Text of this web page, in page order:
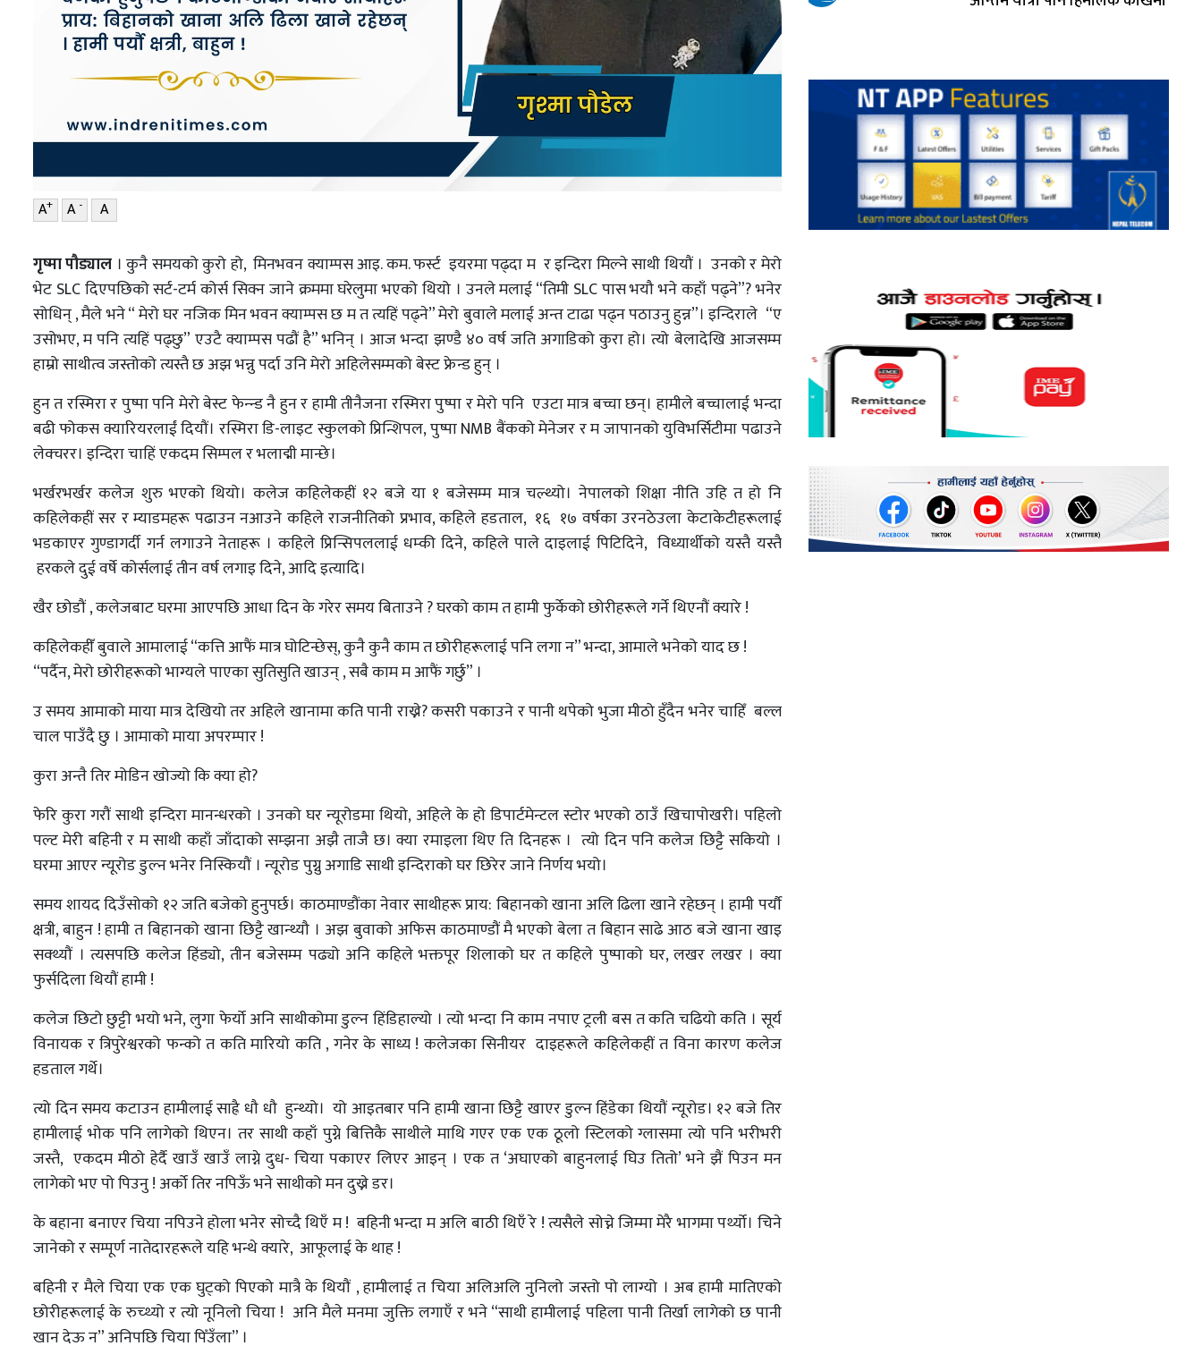
A+ A- A
गृष्मा पौड्याल । कुनै समयको कुरो हो, मिनभवन क्याम्पस आइ. कम. फर्स्ट इयरमा पढ्दा म र इन्दिरा मिल्ने साथी थियौं । उनको र मेरो
भेट SLC दिएपछिको सर्ट-टर्म कोर्स सिक्न जाने क्रममा घरेलुमा भएको थियो । उनले मलाई “तिमी SLC पास भयौ भने कहाँ पढ्ने”? भनेर
सोधिन् , मैले भने “ मेरो घर नजिक मिन भवन क्याम्पस छ म त त्यहिं पढ्ने” मेरो बुवाले मलाई अन्त टाढा पढ्न पठाउनु हुन्न”। इन्दिराले “ए
उसोभए, म पनि त्यहिं पढ्छु” एउटै क्याम्पस पढौं है” भनिन् । आज भन्दा झण्डै ४० वर्ष जति अगाडिको कुरा हो। त्यो बेलादेखि आजसम्म
हाम्रो साथीत्व जस्तोको त्यस्तै छ अझ भन्नु पर्दा उनि मेरो अहिलेसम्मको बेस्ट फ्रेन्ड हुन् ।
हुन त रस्मिरा र पुष्पा पनि मेरो बेस्ट फेन्न्ड नै हुन र हामी तीनैजना रस्मिरा पुष्पा र मेरो पनि एउटा मात्र बच्चा छन्। हामीले बच्चालाई भन्दा
बढी फोकस क्यारियरलाईं दियौं। रस्मिरा डि-लाइट स्कुलको प्रिन्शिपल, पुष्पा NMB बैंकको मेनेजर र म जापानको युविभर्सिटीमा पढाउने
लेक्चरर। इन्दिरा चाहिं एकदम सिम्पल र भलाद्मी मान्छे।
भर्खरभर्खर कलेज शुरु भएको थियो। कलेज कहिलेकहीं १२ बजे या १ बजेसम्म मात्र चल्थ्यो। नेपालको शिक्षा नीति उहि त हो नि
कहिलेकहीं सर र म्याडमहरू पढाउन नआउने कहिले राजनीतिको प्रभाव, कहिले हडताल, १६ १७ वर्षका उरनठेउला केटाकेटीहरूलाई
भडकाएर गुण्डागर्दी गर्न लगाउने नेताहरू । कहिले प्रिन्सिपललाई धम्की दिने, कहिले पाले दाइलाई पिटिदिने, विध्यार्थीको यस्तै यस्तै
हरकले दुई वर्षे कोर्सलाई तीन वर्ष लगाइ दिने, आदि इत्यादि।
खैर छोडौं , कलेजबाट घरमा आएपछि आधा दिन के गरेर समय बिताउने ? घरको काम त हामी फुर्केको छोरीहरूले गर्ने थिएनौं क्यारे !
कहिलेकहीँ बुवाले आमालाई “कत्ति आफैं मात्र घोटिन्छेस्, कुनै कुनै काम त छोरीहरूलाई पनि लगा न” भन्दा, आमाले भनेको याद छ !
“पर्दैन, मेरो छोरीहरूको भाग्यले पाएका सुतिसुति खाउन् , सबै काम म आफैं गर्छु” ।
उ समय आमाको माया मात्र देखियो तर अहिले खानामा कति पानी राख्ने? कसरी पकाउने र पानी थपेको भुजा मीठो हुँदैन भनेर चाहिँ बल्ल
चाल पाउँदै छु । आमाको माया अपरम्पार !
कुरा अन्तै तिर मोडिन खोज्यो कि क्या हो?
फेरि कुरा गरौं साथी इन्दिरा मानन्धरको । उनको घर न्यूरोडमा थियो, अहिले के हो डिपार्टमेन्टल स्टोर भएको ठाउँ खिचापोखरी। पहिलो
पल्ट मेरी बहिनी र म साथी कहाँ जाँदाको सम्झना अझै ताजै छ। क्या रमाइला थिए ति दिनहरू । त्यो दिन पनि कलेज छिट्टै सकियो ।
घरमा आएर न्यूरोड डुल्न भनेर निस्कियौं । न्यूरोड पुग्नु अगाडि साथी इन्दिराको घर छिरेर जाने निर्णय भयो।
समय शायद दिउँसोको १२ जति बजेको हुनुपर्छ। काठमाण्डौंका नेवार साथीहरू प्राय: बिहानको खाना अलि ढिला खाने रहेछन् । हामी पर्यौ
क्षत्री, बाहुन ! हामी त बिहानको खाना छिट्टै खान्थ्यौ । अझ बुवाको अफिस काठमाण्डौं मै भएको बेला त बिहान साढे आठ बजे खाना खाइ
सक्थ्यौं । त्यसपछि कलेज हिंड्यो, तीन बजेसम्म पढ्यो अनि कहिले भक्तपूर शिलाको घर त कहिले पुष्पाको घर, लखर लखर । क्या
फुर्सदिला थियौं हामी !
कलेज छिटो छुट्टी भयो भने, लुगा फेर्यो अनि साथीकोमा डुल्न हिंडिहाल्यो । त्यो भन्दा नि काम नपाए ट्रली बस त कति चढियो कति । सूर्य
विनायक र त्रिपुरेश्वरको फन्को त कति मारियो कति , गनेर के साध्य ! कलेजका सिनीयर दाइहरूले कहिलेकहीं त विना कारण कलेज
हडताल गर्थे।
त्यो दिन समय कटाउन हामीलाई साह्रै धौ धौ हुन्थ्यो। यो आइतबार पनि हामी खाना छिट्टै खाएर डुल्न हिंडेका थियौं न्यूरोड। १२ बजे तिर
हामीलाई भोक पनि लागेको थिएन। तर साथी कहाँ पुग्ने बित्तिकै साथीले माथि गएर एक एक ठूलो स्टिलको ग्लासमा त्यो पनि भरीभरी
जस्तै, एकदम मीठो हेर्दै खाउँ खाउँ लाग्ने दुध- चिया पकाएर लिएर आइन् । एक त ‘अघाएको बाहुनलाई घिउ तितो’ भने झैं पिउन मन
लागेको भए पो पिउनु ! अर्को तिर नपिऊँ भने साथीको मन दुख्ने डर।
के बहाना बनाएर चिया नपिउने होला भनेर सोच्दै थिएँ म ! बहिनी भन्दा म अलि बाठी थिएँ रे ! त्यसैले सोच्ने जिम्मा मेरै भागमा पर्थ्यो। चिने
जानेको र सम्पूर्ण नातेदारहरूले यहि भन्थे क्यारे, आफूलाई के थाह !
बहिनी र मैले चिया एक एक घुट्को पिएको मात्रै के थियौं , हामीलाई त चिया अलिअलि नुनिलो जस्तो पो लाग्यो । अब हामी मातिएको
छोरीहरूलाई के रुच्थ्यो र त्यो नूनिलो चिया ! अनि मैले मनमा जुक्ति लगाएँ र भने “साथी हामीलाई पहिला पानी तिर्खा लागेको छ पानी
खान देऊ न” अनिपछि चिया पिँउँला” ।